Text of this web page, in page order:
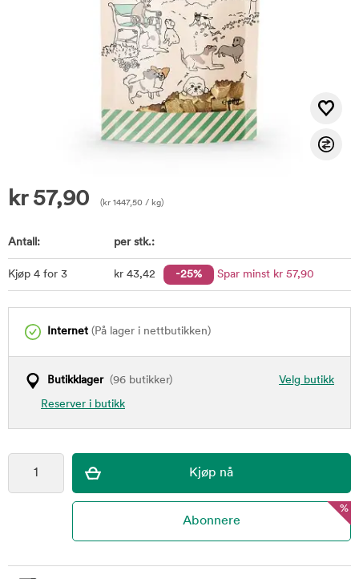
kr 57,90 ( kr 1447,50 / kg)
Antall: per stk.:
Kjøp 4 for 3 kr 43,42 -25% Spar minst kr 57,90
Internet (På lager i nettbutikken)
Velg butikk
Butikklager(96 butikker)
Reserver i butikk
%